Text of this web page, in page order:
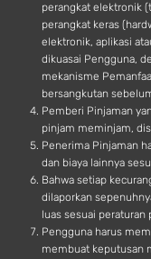
perangkat elektronik
perangkat keras
elektronik, aplikasi
dikuasai Pengguna,
mekanisme
bersangkutan
Pemberi Pinjaman
pinjam meminjam,
Penerima Pinjaman
dan biaya lainnya
Bahwa setiap
dilaporkan
luas sesuai
Pengguna harus
membuat keputusan